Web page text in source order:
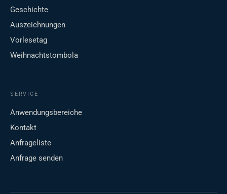
Geschichte
Auszeichnungen
Vorlesetag
Weihnachtstombola
SERVICE
Anwendungsbereiche
Kontakt
Anfrageliste
Anfrage senden